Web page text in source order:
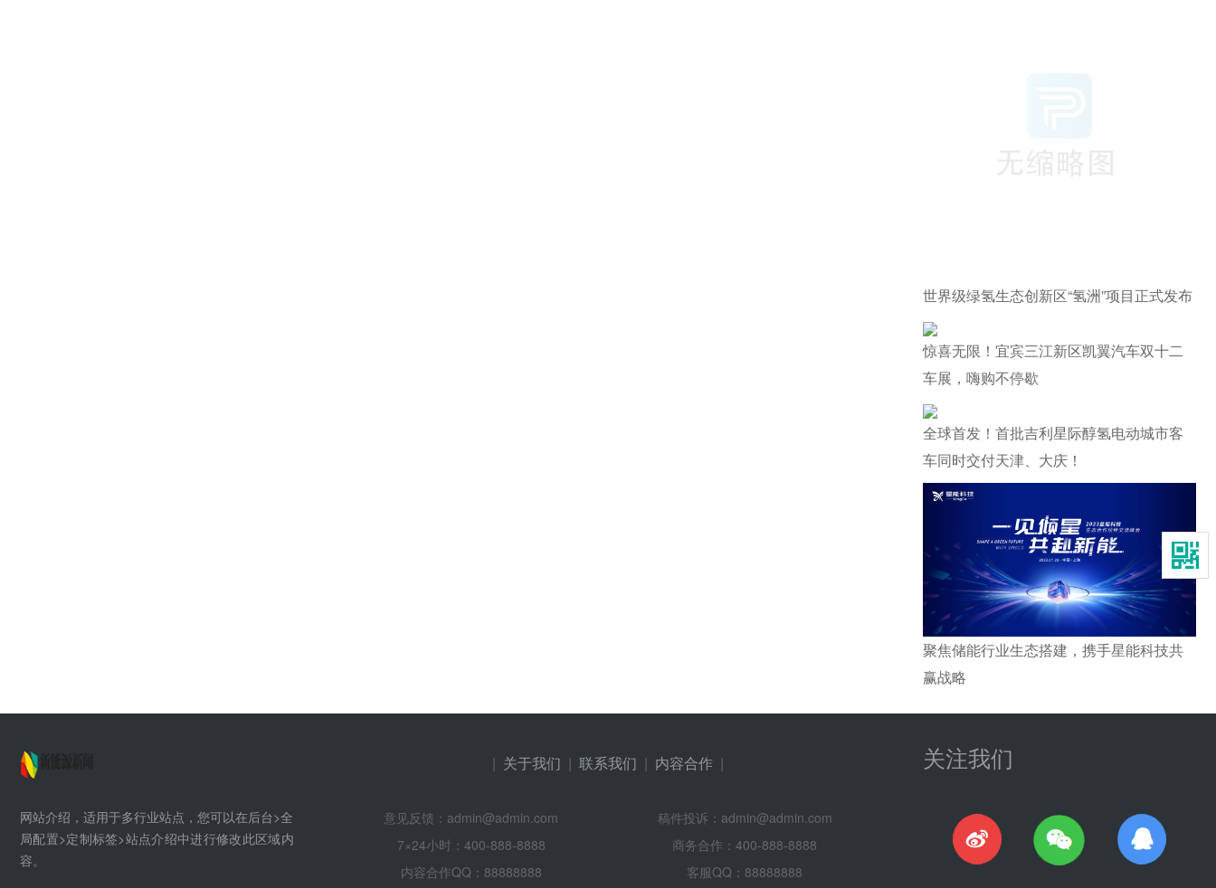
世界级绿氢生态创新区“氢洲”项目正式发布
惊喜无限！宜宾三江新区凯翼汽车双十二
车展，嗨购不停歇
全球首发！首批吉利星际醇氢电动城市客
车同时交付天津、大庆！
聚焦储能行业生态搭建，携手星能科技共
赢战略
网站介绍，适用于多行业站点，您可以在后台>全
局配置>定制标签>站点介绍中进行修改此区域内
容。
| 关于我们 | 联系我们 | 内容合作 |
意见反馈：admin@admin.com
稿件投诉：admin@admin.com
7×24小时：400-888-8888
商务合作：400-888-8888
内容合作QQ：88888888
客服QQ：88888888
关注我们